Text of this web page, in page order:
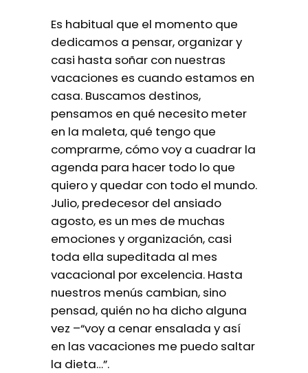
Es habitual que el momento que
dedicamos a pensar, organizar y
casi hasta soñar con nuestras
vacaciones es cuando estamos en
casa. Buscamos destinos,
pensamos en qué necesito meter
en la maleta, qué tengo que
comprarme, cómo voy a cuadrar la
agenda para hacer todo lo que
quiero y quedar con todo el mundo.
Julio, predecesor del ansiado
agosto, es un mes de muchas
emociones y organización, casi
toda ella supeditada al mes
vacacional por excelencia. Hasta
nuestros menús cambian, sino
pensad, quién no ha dicho alguna
vez –“voy a cenar ensalada y así
en las vacaciones me puedo saltar
la dieta…”.